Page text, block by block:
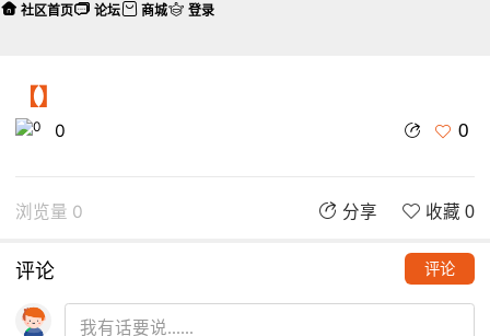
【】
0 0
浏览量 0 分享 收藏 0
评论 评论
社区首页 论坛 商城 登录